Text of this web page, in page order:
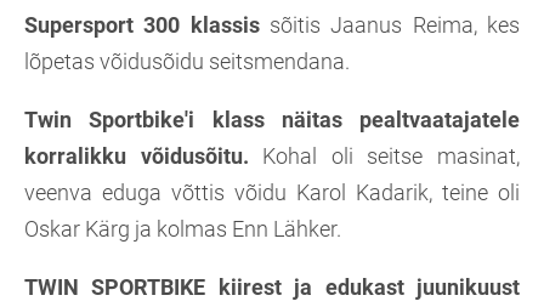
Supersport 300 klassissõitis Jaanus Reima, kes
lõpetas võidusõidu seitsmendana.
Twin Sportbike'i klass näitas pealtvaatajatele
korralikku võidusõitu. Kohal oli seitse masinat,
veenva eduga võttis võidu Karol Kadarik, teine oli
Oskar Kärg ja kolmas Enn Lähker.
TWIN SPORTBIKE kiirest ja edukast juunikuust